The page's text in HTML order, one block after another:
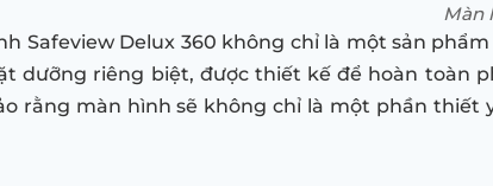
Màn
Safeview Delux 360 không chỉ là một sản
dưỡng riêng biệt, được thiết kế để hoàn toàn
rằng màn hình sẽ không chỉ là một phần